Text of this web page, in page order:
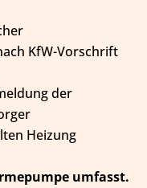
KfW-Vorschrift
der
Heizung
umfasst.